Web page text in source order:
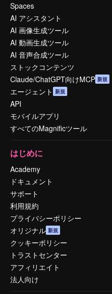
Spaces
AI アシスタント
AI 画像生成ツール
AI 動画生成ツール
AI 音声合成ツール
ストックコンテンツ
Claude/ChatGPT向けMCP 新規
エージェント 新規
API
モバイルアプリ
すべてのMagnificツール
はじめに
Academy
ドキュメント
サポート
利用規約
プライバシーポリシー
オリジナル 新規
クッキーポリシー
トラストセンター
アフィリエイト
法人向け